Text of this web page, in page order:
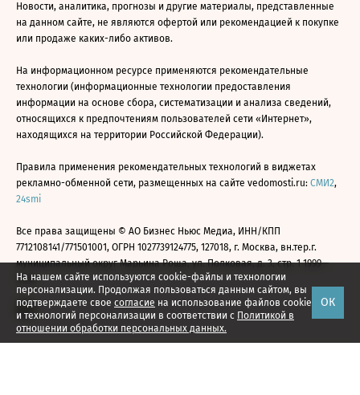
На нашем сайте используются cookie-файлы и технологии
персонализации. Продолжая пользоваться данным сайтом, вы
подтверждаете свое согласие на использование файлов cookie
и технологий персонализации в соответствии с Политикой в
отношении обработки персональных данных.
ОК
Новости, аналитика, прогнозы и другие материалы, представленные
на данном сайте, не являются офертой или рекомендацией к покупке
или продаже каких-либо активов.
На информационном ресурсе применяются рекомендательные
технологии (информационные технологии предоставления
информации на основе сбора, систематизации и анализа сведений,
относящихся к предпочтениям пользователей сети «Интернет»,
находящихся на территории Российской Федерации).
Правила применения рекомендательных технологий в виджетах
рекламно-обменной сети, размещенных на сайте vedomosti.ru: СМИ2,
24smi
Все права защищены © АО Бизнес Ньюс Медиа, ИНН/КПП
7712108141/771501001, ОГРН 1027739124775, 127018, г. Москва, вн.тер.г.
муниципальный округ Марьина Роща, ул. Полковая, д. 3, стр. 1 1999—
2026